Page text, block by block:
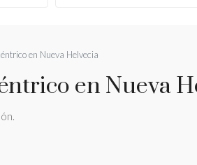
en Nueva Helvecia
en Nueva